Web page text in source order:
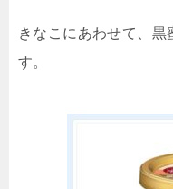
きなこにあわせて、黒
す。